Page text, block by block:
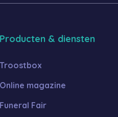
Producten & diensten
Troostbox
Online magazine
Funeral Fair